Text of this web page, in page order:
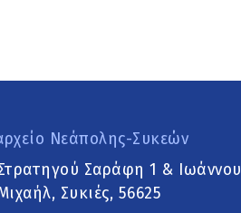
Νεάπολης-Συκεών
Σαράφη 1 & Ιωάννου
Συκιές, 56625